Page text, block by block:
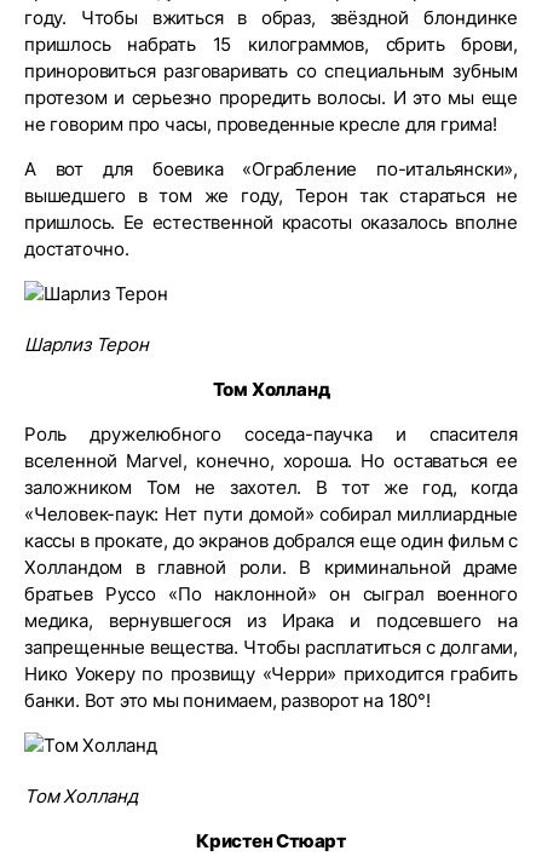
году. Чтобы вжиться в образ, звёздной блондинке
пришлось набрать 15 килограммов, сбрить брови,
приноровиться разговаривать со специальным зубным
протезом и серьезно проредить волосы. И это мы еще
не говорим про часы, проведенные кресле для грима!
А вот для боевика «Ограбление по-итальянски»,
вышедшего в том же году, Терон так стараться не
пришлось. Ее естественной красоты оказалось вполне
достаточно.
Шарлиз Терон
Том Холланд
Роль дружелюбного соседа-паучка и спасителя
вселенной Marvel, конечно, хороша. Но оставаться ее
заложником Том не захотел. В тот же год, когда
«Человек-паук: Нет пути домой» собирал миллиардные
кассы в прокате, до экранов добрался еще один фильм с
Холландом в главной роли. В криминальной драме
братьев Руссо «По наклонной» он сыграл военного
медика, вернувшегося из Ирака и подсевшего на
запрещенные вещества. Чтобы расплатиться с долгами,
Нико Уокеру по прозвищу «Черри» приходится грабить
банки. Вот это мы понимаем, разворот на 180°!
Том Холланд
Кристен Стюарт